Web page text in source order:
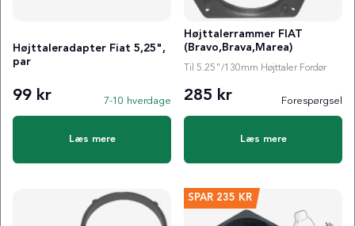
Højttaleradapter Fiat 5,25",
par
99 kr 7-10 hverdage
Læs mere
Højttalerrammer FIAT
(Bravo,Brava,Marea)
Til 5.25"/130mm Højttaler Fordør
285 kr Forespørgsel
Læs mere
SPAR 235 KR